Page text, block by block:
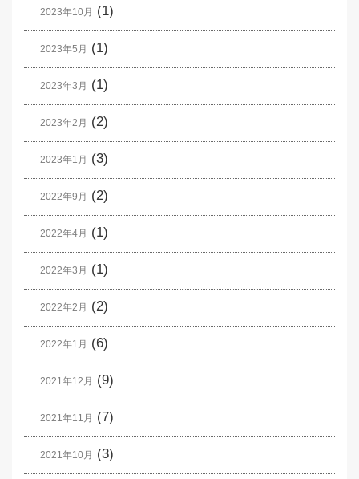
2023年10月 (1)
2023年5月 (1)
2023年3月 (1)
2023年2月 (2)
2023年1月 (3)
2022年9月 (2)
2022年4月 (1)
2022年3月 (1)
2022年2月 (2)
2022年1月 (6)
2021年12月 (9)
2021年11月 (7)
2021年10月 (3)